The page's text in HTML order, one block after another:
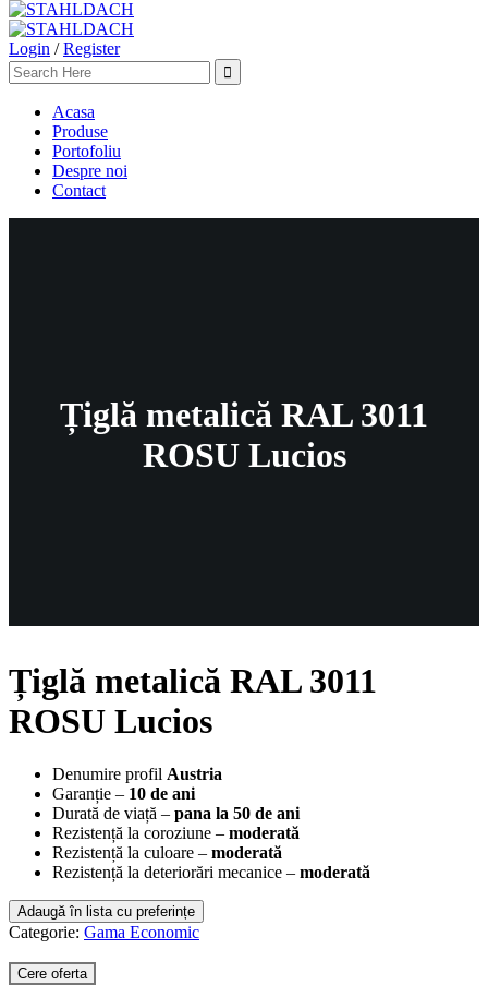
Login / Register
Acasa
Produse
Portofoliu
Despre noi
Contact
Țiglă metalică RAL 3011
ROSU Lucios
Țiglă metalică RAL 3011
ROSU Lucios
Denumire profil Austria
Garanție – 10 de ani
Durată de viață – pana la 50 de ani
Rezistență la coroziune – moderată
Rezistență la culoare – moderată
Rezistență la deteriorări mecanice – moderată
Adaugă în lista cu preferințe
Categorie: Gama Economic
Cere oferta